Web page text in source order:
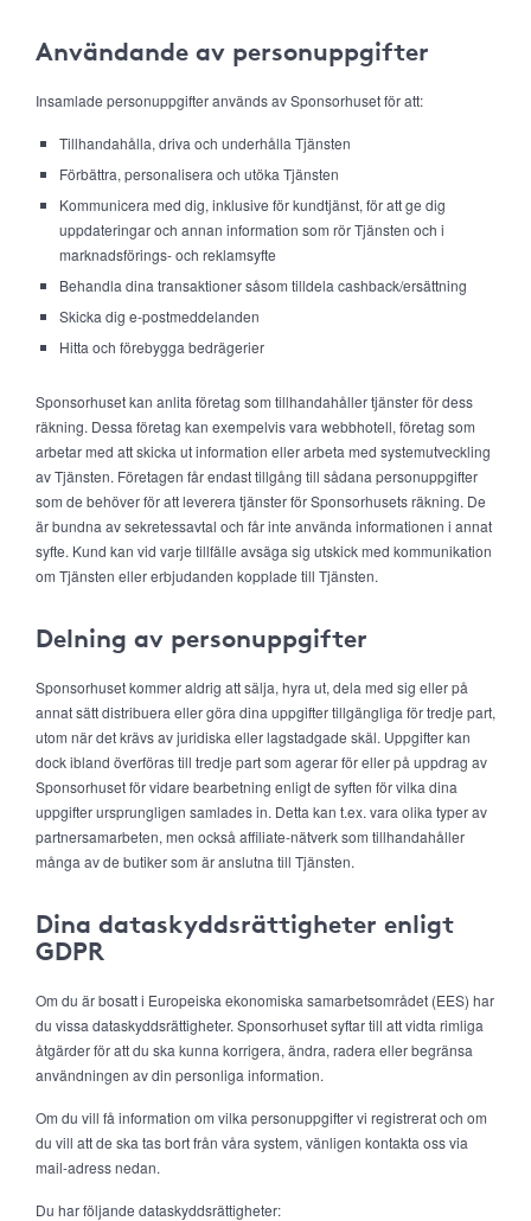
Användande av personuppgifter
Insamlade personuppgifter används av Sponsorhuset för att:
Tillhandahålla, driva och underhålla Tjänsten
Förbättra, personalisera och utöka Tjänsten
Kommunicera med dig, inklusive för kundtjänst, för att ge dig
uppdateringar och annan information som rör Tjänsten och i
marknadsförings- och reklamsyfte
Behandla dina transaktioner såsom tilldela cashback/ersättning
Skicka dig e-postmeddelanden
Hitta och förebygga bedrägerier
Sponsorhuset kan anlita företag som tillhandahåller tjänster för dess
räkning. Dessa företag kan exempelvis vara webbhotell, företag som
arbetar med att skicka ut information eller arbeta med systemutveckling
av Tjänsten. Företagen får endast tillgång till sådana personuppgifter
som de behöver för att leverera tjänster för Sponsorhusets räkning. De
är bundna av sekretessavtal och får inte använda informationen i annat
syfte. Kund kan vid varje tillfälle avsäga sig utskick med kommunikation
om Tjänsten eller erbjudanden kopplade till Tjänsten.
Delning av personuppgifter
Sponsorhuset kommer aldrig att sälja, hyra ut, dela med sig eller på
annat sätt distribuera eller göra dina uppgifter tillgängliga för tredje part,
utom när det krävs av juridiska eller lagstadgade skäl. Uppgifter kan
dock ibland överföras till tredje part som agerar för eller på uppdrag av
Sponsorhuset för vidare bearbetning enligt de syften för vilka dina
uppgifter ursprungligen samlades in. Detta kan t.ex. vara olika typer av
partnersamarbeten, men också affiliate-nätverk som tillhandahåller
många av de butiker som är anslutna till Tjänsten.
Dina dataskyddsrättigheter enligt
GDPR
Om du är bosatt i Europeiska ekonomiska samarbetsområdet (EES) har
du vissa dataskyddsrättigheter. Sponsorhuset syftar till att vidta rimliga
åtgärder för att du ska kunna korrigera, ändra, radera eller begränsa
användningen av din personliga information.
Om du vill få information om vilka personuppgifter vi registrerat och om
du vill att de ska tas bort från våra system, vänligen kontakta oss via
mail-adress nedan.
Du har följande dataskyddsrättigheter: